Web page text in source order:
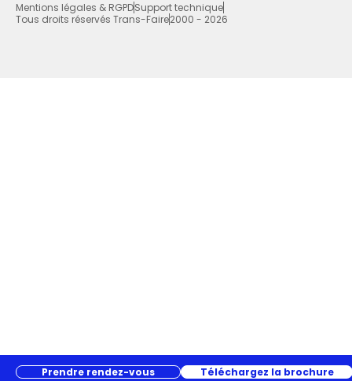
Mentions légales & RGPDSupport technique
Tous droits réservés Trans-Faire2000 - 2026
Prendre rendez-vous Téléchargez la brochure